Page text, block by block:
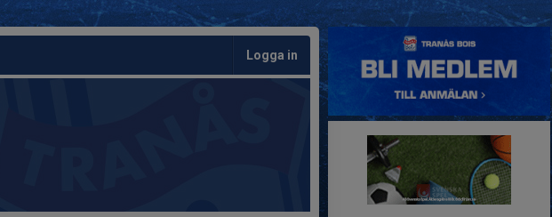
Logga in